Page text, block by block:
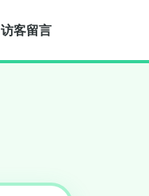
访客留言